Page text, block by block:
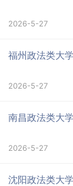
2026-5-27
福州政法类大
2026-5-27
南昌政法类大
2026-5-27
沈阳政法类大